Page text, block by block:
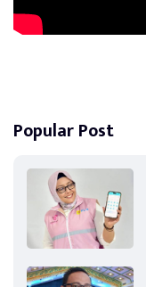
Popular Post